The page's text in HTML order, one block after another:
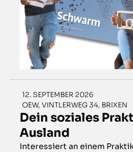
12. SEPTEMBER 2026
OEW, VINTLERWEG 34, BRIXEN
Dein soziales
Ausland
Interessiert an einem